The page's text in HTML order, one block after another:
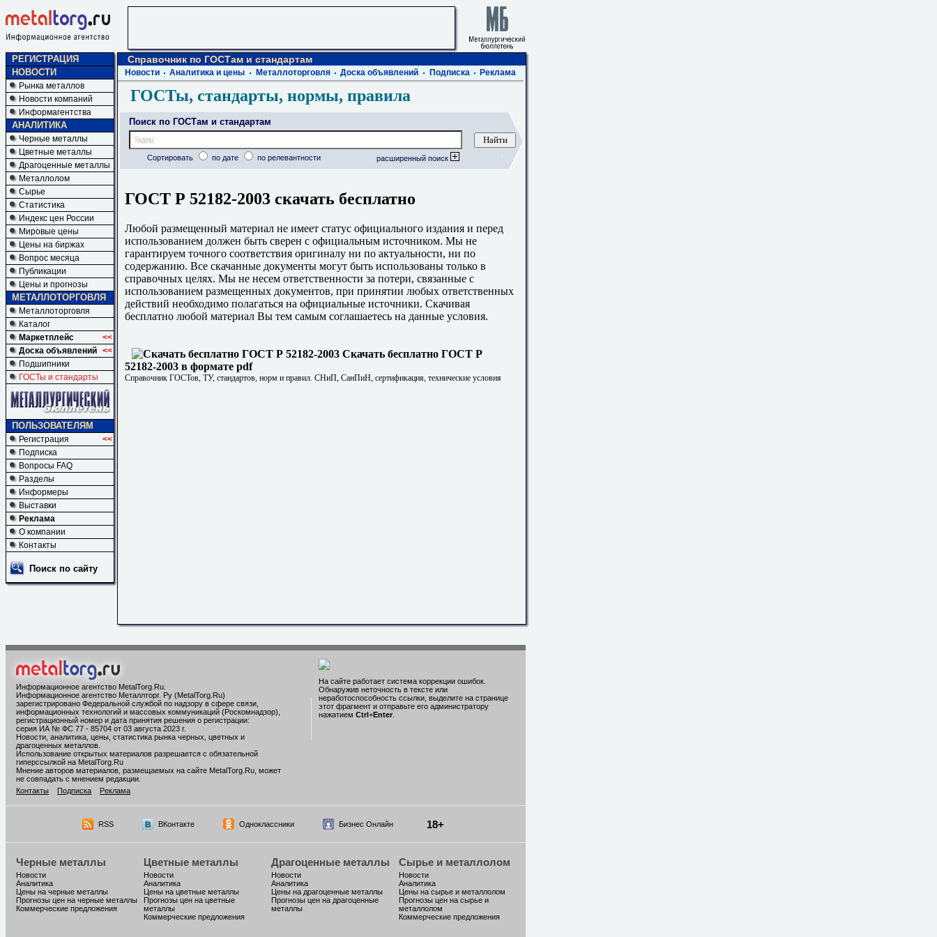
РЕГИСТРАЦИЯ
НОВОСТИ
Рынка металлов
Новости компаний
Информагентства
АНАЛИТИКА
Черные металлы
Цветные металлы
Драгоценные металлы
Металлолом
Сырье
Статистика
Индекс цен России
Мировые цены
Цены на биржах
Вопрос месяца
Публикации
Цены и прогнозы
МЕТАЛЛОТОРГОВЛЯ
Металлоторговля
Каталог
Маркетплейс
<<
Доска объявлений <<
Подшипники
ГОСТы и стандарты
ПОЛЬЗОВАТЕЛЯМ
Регистрация
<<
Подписка
Вопросы FAQ
Разделы
Информеры
Выставки
Реклама
О компании
Контакты
Поиск по сайту
Справочник по ГОСТам и стандартам
Новости Аналитика и цены Металлоторговля Доска объявлений Подписка Реклама
ГОСТы, стандарты, нормы, правила
Поиск по ГОСТам и стандартам
Сортировать по дате по релевантности расширенный поиск
ГОСТ Р 52182-2003 скачать бесплатно
Любой размещенный материал не имеет статус официального издания и перед
использованием должен быть сверен с официальным источником. Мы не
гарантируем точного соответствия оригиналу ни по актуальности, ни по
содержанию. Все скачанные документы могут быть использованы только в
справочных целях. Мы не несем ответственности за потери, связанные с
использованием размещенных документов, при принятии любых ответственных
действий необходимо полагаться на официальные источники. Скачивая
бесплатно любой материал Вы тем самым соглашаетесь на данные условия.
Скачать бесплатно ГОСТ Р
52182-2003 в формате pdf
Справочник ГОСТов, ТУ, стандартов, норм и правил. СНиП, СанПиН, сертификация, технические условия
Информационное агентство MetalTorg.Ru
Информационное агентство Металлторг. Ру (MetalTorg.Ru)
зарегистрировано Федеральной службой по надзору в сфере связи,
информационных технологий и массовых коммуникаций (Роскомнадзор),
регистрационный номер и дата принятия решения о регистрации:
серия ИА № ФС 77 - 85704 от 03 августа 2023 г.
Новости, аналитика, цены, статистика рынка черных, цветных и
драгоценных металлов.
Использование открытых материалов разрешается с обязательной
гиперссылкой на MetalTorg.Ru
Мнение авторов материалов, размещаемых на сайте MetalTorg.Ru, может
не совпадать с мнением редакции.
Контакты
Подписка Реклама
На сайте работает система коррекции ошибок.
Обнаружив неточность в тексте или
неработоспособность ссылки, выделите на странице
этот фрагмент и отправьте его администратору
нажатием Ctrl+Enter
RSS ВКонтакте Одноклассники Бизнес Онлайн 18+
Черные металлы
Новости
Аналитика
Цены на черные металлы
Прогнозы цен на черные металлы
Коммерческие предложения
Цветные металлы
Новости
Аналитика
Цены на цветные металлы
Прогнозы цен на цветные
металлы
Коммерческие предложения
Драгоценные металлы
Новости
Аналитика
Цены на драгоценные металлы
Прогнозы цен на драгоценные
металлы
Сырье и металлолом
Новости
Аналитика
Цены на сырье и металлолом
Прогнозы цен на сырье и
металлолом
Коммерческие предложения